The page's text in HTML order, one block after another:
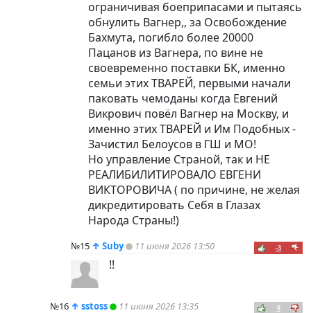
ограничивая боеприпасами и пытаясь
обнулить Вагнер,, за Освобождение
Бахмута, погибло более 20000
Пацанов из Вагнера, по вине не
своевременно поставки БК, именно
семьи этих ТВАРЕЙ, первыми начали
паковать чемоданы когда Евгений
Викрович повёл Вагнер на Москву, и
именно этих ТВАРЕЙ и Им Подобных -
Зачистил Белоусов в ГШ и МО!
Но управление Страной, так и НЕ
РЕАЛИБИЛИТИРОВАЛО ЕВГЕНИ
ВИКТОРОВИЧА ( по причине, не желая
дикредитировать Себя в Глазах
Народа Страны!)
№15 ↑ Suby 11 июня 2026 13:50 -3
!!
№16 ↑ sstoss 11 июня 2026 13:35 0